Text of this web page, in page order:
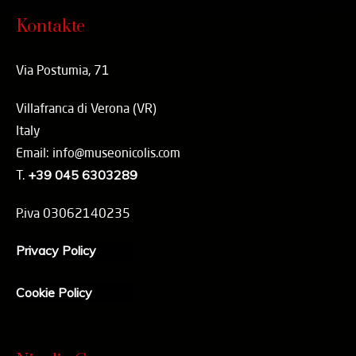
Kontakte
Via Postumia, 71
Villafranca di Verona (VR)
Italy
Email: info@museonicolis.com
T. +39 045 6303289
P.iva 03062140235
Privacy Policy
Cookie Policy